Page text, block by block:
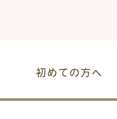
初めての方へ